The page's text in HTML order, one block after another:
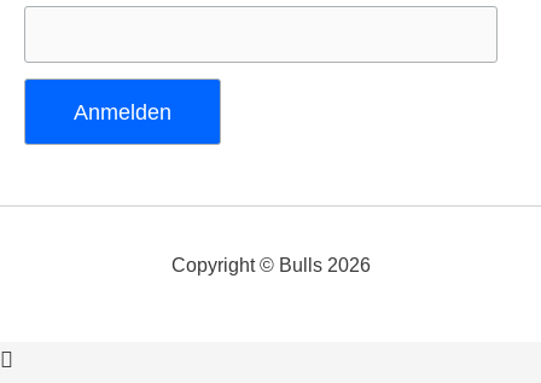
Copyright © Bulls 2026